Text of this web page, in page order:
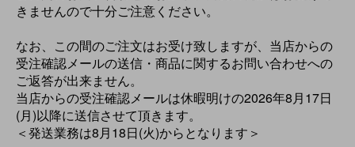
きませんので十分ご注意ください。
なお、この間のご注文はお受け致しますが、当店からの
受注確認メールの送信・商品に関するお問い合わせへの
ご返答が出来ません。
当店からの受注確認メールは休暇明けの2026年8月17日
(月)以降に送信させて頂きます。
＜発送業務は8月18日(火)からとなります＞